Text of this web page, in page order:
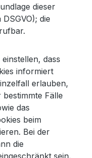
dieser
die
dass
informiert
erlauben,
Fälle
das
beim
Bei der
die
sein.